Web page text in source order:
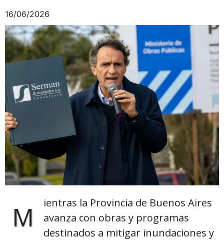
16/06/2026
M
ientras la Provincia de Buenos Aires
avanza con obras y programas
destinados a mitigar inundaciones y